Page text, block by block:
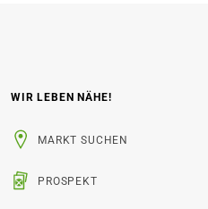
WIR LEBEN NÄHE!
MARKT SUCHEN
PROSPEKT